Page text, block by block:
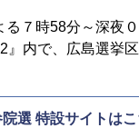
る７時58分～深夜
』内で、広島選挙
院選 特設サイトはこ